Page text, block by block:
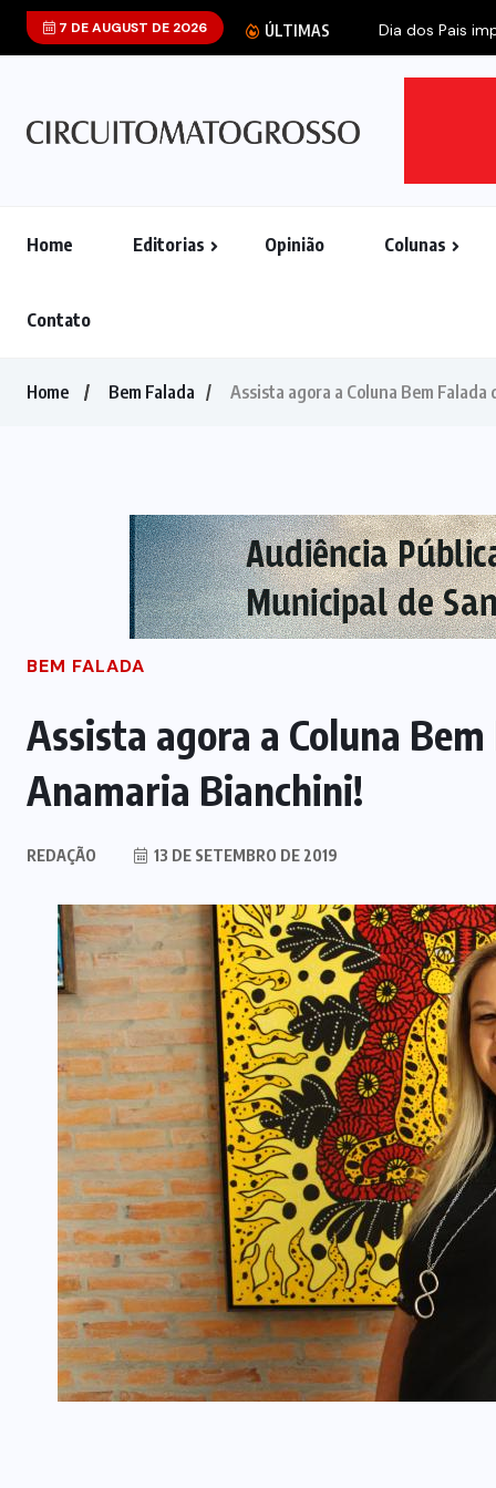
7 DE AUGUST DE 2026 ÚLTIMAS Dia dos Pais
Home Editorias Opinião Colunas
Contato
Home Bem Falada Assista agora a Coluna Bem
BEM FALADA
Assista agora a Coluna
Anamaria Bianchini!
REDAÇÃO 13 DE SETEMBRO DE 2019